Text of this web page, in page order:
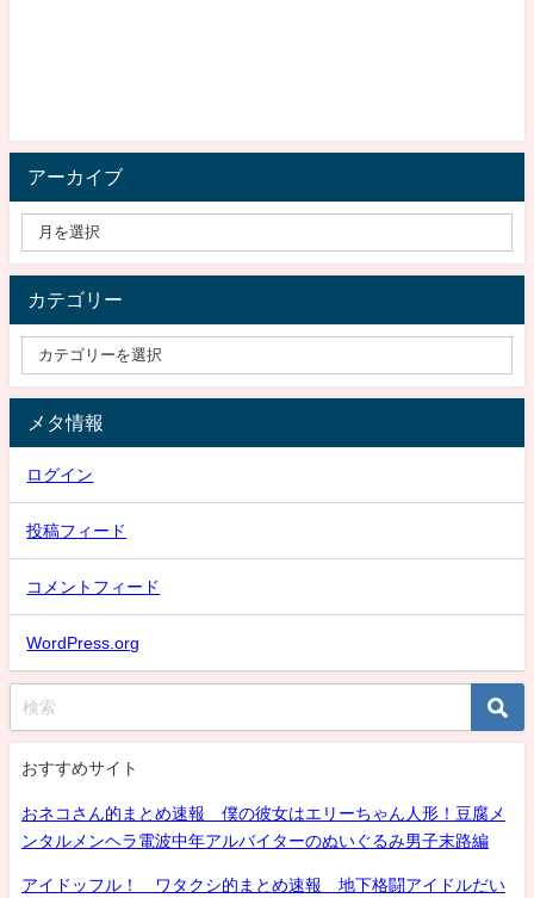
アーカイブ
カテゴリー
メタ情報
ログイン
投稿フィード
コメントフィード
WordPress.org
おすすめサイト
おネコさん的まとめ速報 僕の彼女はエリーちゃん人形！豆腐メ
ンタルメンヘラ電波中年アルバイターのぬいぐるみ男子末路編
アイドッフル！ ワタクシ的まとめ速報 地下格闘アイドルだい